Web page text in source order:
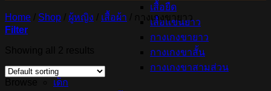
เสื้อยืด
เสื้อแขนยาว
กางเกงขายาว
กางเกงขาสั้น
กางเกงขาสามส่วน
เด็ก
Home Shop ผู้หญิง เสื้อผ้า
กางเกงขายาว
Filter